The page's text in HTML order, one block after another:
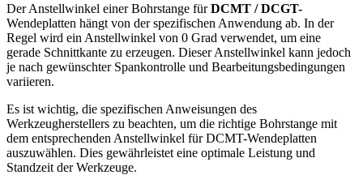
Der Anstellwinkel einer Bohrstange fürDCMT / DCGT-
Wendeplatten hängt von der spezifischen Anwendung ab. In der
Regel wird ein Anstellwinkel von 0 Grad verwendet, um eine
gerade Schnittkante zu erzeugen. Dieser Anstellwinkel kann jedoch
je nach gewünschter Spankontrolle und Bearbeitungsbedingungen
variieren.
Es ist wichtig, die spezifischen Anweisungen des
Werkzeugherstellers zu beachten, um die richtige Bohrstange mit
dem entsprechenden Anstellwinkel für DCMT-Wendeplatten
auszuwählen. Dies gewährleistet eine optimale Leistung und
Standzeit der Werkzeuge.